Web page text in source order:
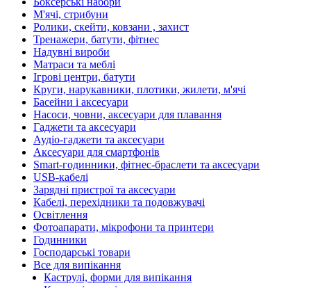
М'ячі, стрибуни
Ролики, скейти, ковзани , захист
Тренажери, батути, фітнес
Надувні вироби
Матраси та меблі
Ігрові центри, батути
Круги, нарукавники, плотики, жилети, м'ячі
Басейни і аксесуари
Насоси, човни, аксесуари для плавання
Гаджети та аксесуари
Аудіо-гаджети та аксесуари
Аксесуари для смартфонів
Smart-годинники, фітнес-браслети та аксесуари
USB-кабелі
Зарядні пристрої та аксесуари
Кабелі, перехідники та подовжувачі
Освітлення
Фотоапарати, мікрофони та принтери
Годинники
Господарські товари
Все для випікання
Каструлі, форми для випікання